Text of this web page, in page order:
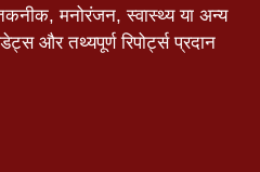
मनोरंजन, स्वास्थ्य या अन्य
और तथ्यपूर्ण रिपोर्ट्स प्रदान